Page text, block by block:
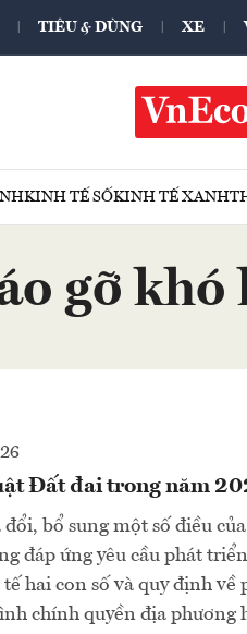
TIÊU & DÙNG XE
KINH TẾ SỐKINH TẾ XANH
gỡ khó
Đất đai trong năm
đổi, bổ sung một số điều
đáp ứng yêu cầu phát
hai con số và quy định
chính quyền địa phương